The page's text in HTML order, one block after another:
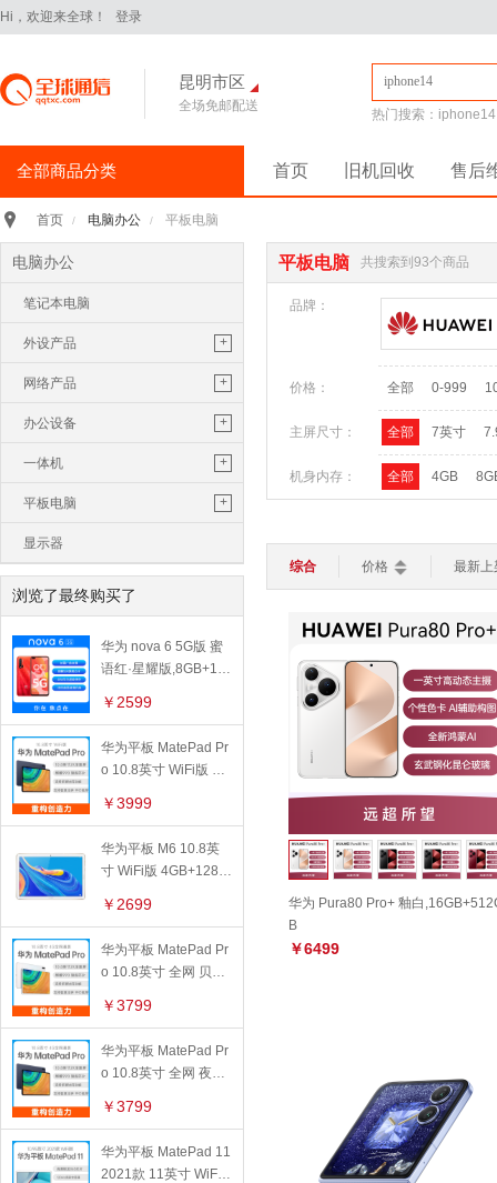
Hi，欢迎来全球！ 登录
昆明市区
全场免邮配送
热门搜索： iphone14
全部商品分类
手机通讯
iPhone16Pro
华为Pura70
华为 nova14 Pro
平板电脑
华为 MatePad Pro 2025款
手机配件
>
保护膜
华为
平板电脑
加湿器
灯光设备
智能电视
智能安防
智能穿戴
智能手表
首页 旧机回收 售后
首页 / 电脑办公 / 平板电脑
电脑办公
笔记本电脑
外设产品 +
鼠标
键盘
U盘
鼠标垫
电脑包
移动硬盘
转接线
触控笔
网络产品 +
路由器
随行wifi
办公设备 +
打印机
一体机 +
苹果一体机
平板电脑 +
苹果平板
华为平板
小米平板
亚马逊平板
显示器
浏览了最终购买了
华为 nova 6 5G版 蜜
语红·星耀版,8GB+12
￥2599
华为平板 MatePad Pr
o 10.8英寸 WiFi版 夜
￥3999
华为平板 M6 10.8英
寸 WiFi版 4GB+128G
￥2699
华为平板 MatePad Pr
o 10.8英寸 全网 贝母
￥3799
华为平板 MatePad Pr
o 10.8英寸 全网 夜阑
￥3799
华为平板 MatePad 11
2021款 11英寸 WiFi
平板电脑 共搜索到93个商品
品牌：
价格： 全部 0-999
主屏尺寸： 全部 7英寸
机身内存： 全部 4GB
操作系统： 全部 ios 系统
综合 价格 最新上
华为 Pura80 Pro+ 釉白
B
￥6499